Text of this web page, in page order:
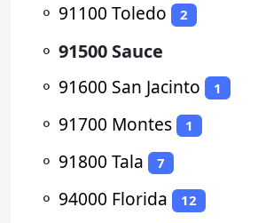
⚬ 91100 Toledo 2
⚬ 91500 Sauce
⚬ 91600 San Jacinto 1
⚬ 91700 Montes 1
⚬ 91800 Tala 7
⚬ 94000 Florida 12